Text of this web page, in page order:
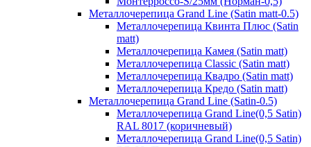
Металлочерепица Grand Line (Satin matt-0.5)
Металлочерепица Квинта Плюс (Satin
matt)
Металлочерепица Камея (Satin matt)
Металлочерепица Classic (Satin matt)
Металлочерепица Квадро (Satin matt)
Металлочерепица Кредо (Satin matt)
Металлочерепица Grand Line (Satin-0.5)
Металлочерепица Grand Line(0,5 Satin)
RAL 8017 (коричневый)
Металлочерепица Grand Line(0,5 Satin)